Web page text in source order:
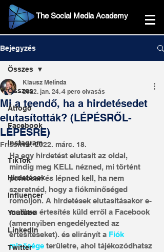
The Social Media Academy
Bejegyzés
Összes
Átfogó
Facebook
Instagram
TikTok
Hirdetések
Influencer
Youtube
LinkedIn
Twitter
Összes
Mi a teendő, ha a hirdetésedet
elutasították? (LÉPÉSRŐL-
LÉPÉSRE)
Klausz Melinda
2022. jan. 24. 4 perc olvasás
Frissítve:2022. márc. 18.
Ha egy hirdetést elutasít az oldal,
mindig meg KELL nézned, mi történt
pontosan és lépned kell, ha nem
szeretnéd, hogy a fiókminőséged
romoljon. A hirdetések elutasításakor e-
mailben értesítés küld erről a Facebook
(amennyiben engedélyezted az
értesítéseket). és elirányít a Fiók
minősége területre, ahol tájékozódhatsz